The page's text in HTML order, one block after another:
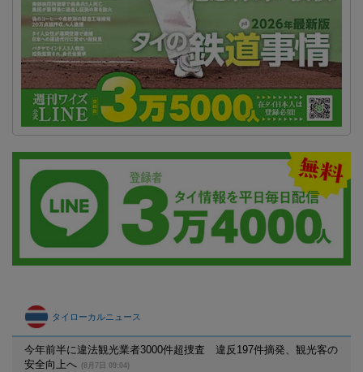
タイローカルニュース
今年前半に違法観光業者3000件超捜査 違反197件摘発、観光客の
安全向上へ
(8月7日 09:04)